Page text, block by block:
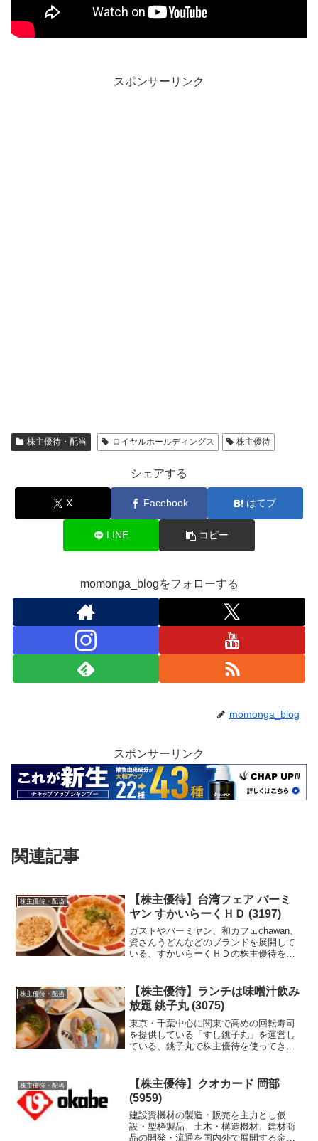
スポンサーリンク
株主優待・配当 ロイヤルホールディングス 株主優待
シェアする
X Facebook はてブ
LINE コピー
momonga_blogをフォローする
momonga_blog
スポンサーリンク
関連記事
株主優待・配当
【株主優待】台湾フェア バーミ
ヤン すかいらーくＨＤ (3197)
ガストやバーミヤン、和カフェchawan、
資さんうどんなどのブランドを展開して
いる、すかいらーくＨＤの株主優待を紹
株主優待・配当
【株主優待】ランチは味噌汁飲み
放題 銚子丸 (3075)
東京・千葉中心に関東で高めの回転寿司
を提供している「すし銚子丸」を運営し
ている、銚子丸で株主優待を使ってきた
株主優待・配当
【株主優待】クオカード 岡部
(5959)
建設資機材の製造・販売を主力とし仮
設・型枠製品、土木・構造機材、建材商
品の開発・流通を国内外で展開する金属